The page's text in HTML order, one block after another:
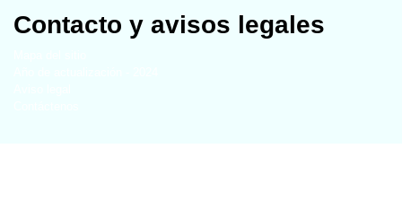
Contacto y avisos legales